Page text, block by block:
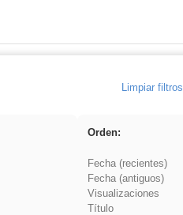
Limpiar filtros
Orden:
Fecha (recientes)
Fecha (antiguos)
Visualizaciones
Título